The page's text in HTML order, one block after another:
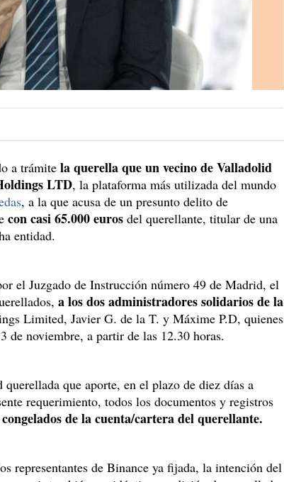
a trámite la querella que un vecino de Valladolid
LTD, la plataforma más utilizada del mundo
, a la que acusa de un presunto delito de
con casi 65.000 euros del querellante, titular de una
entidad.
el Juzgado de Instrucción número 49 de Madrid, el
a los dos administradores solidarios de la
Limited, Javier G. de la T. y Máxime P.D, quienes
de noviembre, a partir de las 12.30 horas.
que aporte, en el plazo de diez días a
requerimiento, todos los documentos y registros
de la cuenta/cartera del querellante.
representantes de Binance ya fijada, la intención del